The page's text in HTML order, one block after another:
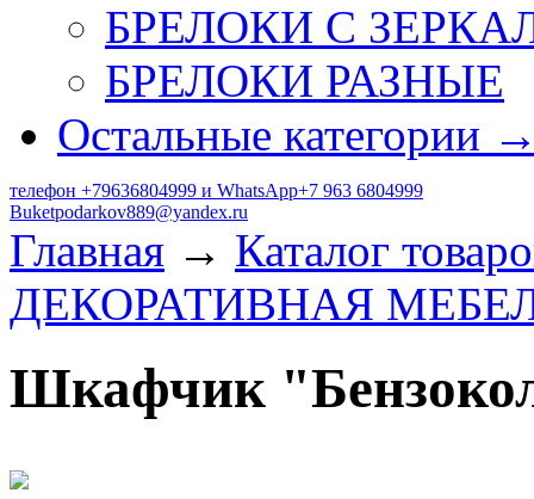
БРЕЛОКИ С
БРЕЛОКИ РАЗНЫЕ
Остальные категории
телефон +79636804999 и WhatsApp+7 963 6804999
Buketpodarkov889@yandex.ru
Главная → Каталог
ДЕКОРАТИВНАЯ
Шкафчик